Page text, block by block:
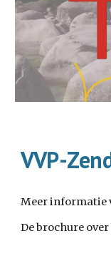
VVP-
Meer informatie
De brochure